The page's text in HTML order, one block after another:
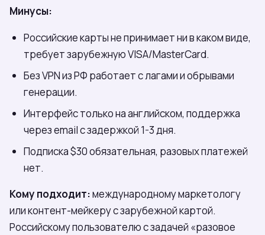
Минусы:
Российские карты не принимает ни в каком виде,
требует зарубежную VISA/MasterCard.
Без VPN из РФ работает с лагами и обрывами
генерации.
Интерфейс только на английском, поддержка
через email с задержкой 1-3 дня.
Подписка $30 обязательная, разовых платежей
нет.
Кому подходит:международному маркетологу
или контент-мейкеру с зарубежной картой.
Российскому пользователю с задачей «разовое